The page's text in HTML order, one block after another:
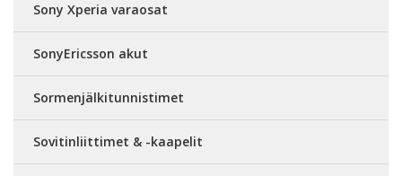
Sony Xperia varaosat
SonyEricsson akut
Sormenjälkitunnistimet
Sovitinliittimet & -kaapelit